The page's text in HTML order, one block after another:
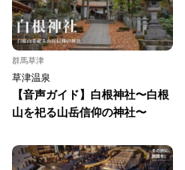
群馬草津
草津温泉
【音声ガイド】白根神社〜白根
山を祀る山岳信仰の神社〜